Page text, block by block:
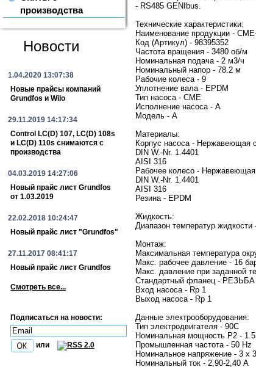
производства
Новости
1.04.2020 13:07:38
Новые прайсы компаний
Grundfos и Wilo
29.11.2019 14:17:34
Control LC(D) 107, LC(D) 108s
и LC(D) 110s снимаются с
производства
04.03.2019 14:27:06
Новый прайс лист Grundfos
от 1.03.2019
22.02.2018 10:24:47
Новый прайс лист "Grundfos"
27.11.2017 08:41:17
Новый прайс лист Grundfos
Смотреть все...
Подписаться на новости:
или
- RS485 GENIbus.
Технические характеристики:
Наименование продукции -
Код (Артикул) - 98395352
Частота вращения - 3480 об/м
Номинальная подача - 2 м3/ч
Номинальный напор - 78.2 м
Рабочие колеса - 9
Уплотнение вала - EPDM
Тип насоса - CME
Исполнение насоса - A
Модель - A
Материалы:
Корпус насоса - Нержавеющая
DIN W.-Nr. 1.4401
AISI 316
Рабочее колесо -
DIN W.-Nr. 1.4401
AISI 316
Резина - EPDM
Жидкость:
Диапазон температур жидкости
Монтаж:
Максимальная температура
Макс. рабочее давление - 16
Макс. давление при заданной
Стандартный фланец - РЕЗЬБА
Вход насоса - Rp 1
Выход насоса - Rp 1
Данные электрооборудования:
Тип электродвигателя - 90C
Номинальная мощность P2 -
Промышленная частота - 50 Hz
Номинальное напряжение - 3 x
Номинальный ток - 2,90-2,40 A